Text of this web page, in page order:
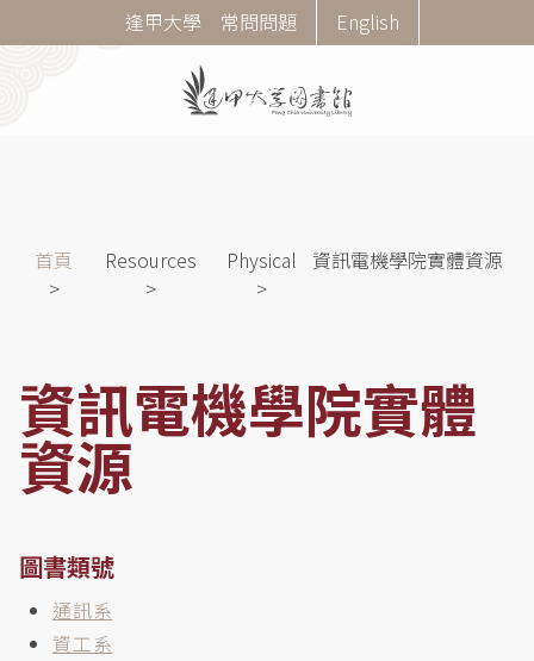
至
Corner
Menu
逢甲大學 常問問題 English
導首頁 Resources Physical 資訊電機學院實體資源
資訊電機學院實體
資源
圖書類號
通訊系
資工系